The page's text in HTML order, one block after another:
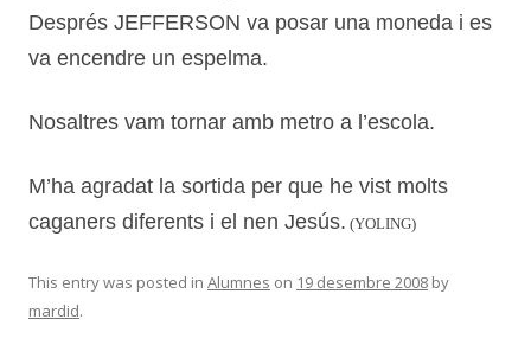
Després JEFFERSON va posar una moneda i es
va encendre un espelma.
Nosaltres vam tornar amb metro a l’escola.
M’ha agradat la sortida per que he vist molts
caganers diferents i el nen Jesús. (YOLING)
This entry was posted in Alumnes on 19 desembre 2008 by
mardid.